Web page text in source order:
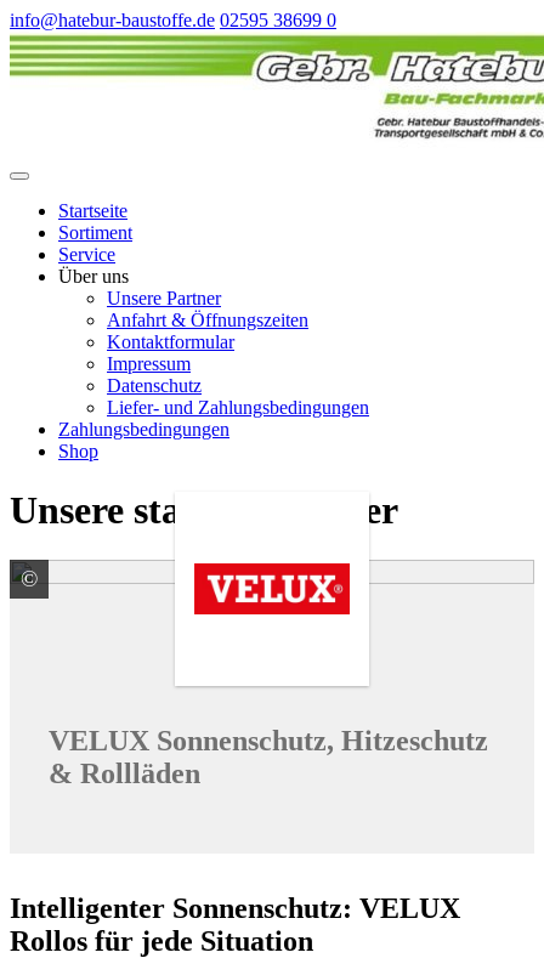
info@hatebur-baustoffe.de 02595 38699 0
Startseite
Sortiment
Service
Über uns
Unsere Partner
Anfahrt & Öffnungszeiten
Kontaktformular
Impressum
Datenschutz
Liefer- und Zahlungsbedingungen
Zahlungsbedingungen
Shop
Unsere starken Partner
© VELUX Deutschland GmbH
VELUX Sonnenschutz, Hitzeschutz
& Rollläden
Intelligenter Sonnenschutz: VELUX
Rollos für jede Situation